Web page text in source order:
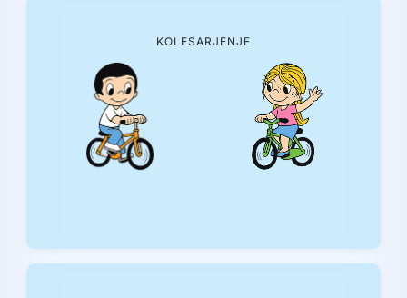
KOLESARJENJE